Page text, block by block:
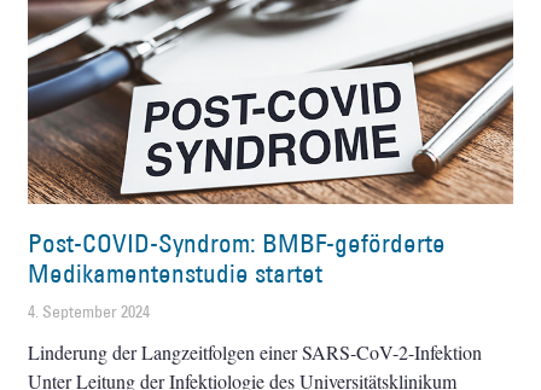
Post-COVID-Syndrom: BMBF-geförderte
Medikamentenstudie startet
4. September 2024
Linderung der Langzeitfolgen einer SARS-CoV-2-Infektion
Unter Leitung der Infektiologie des Universitätsklinikum